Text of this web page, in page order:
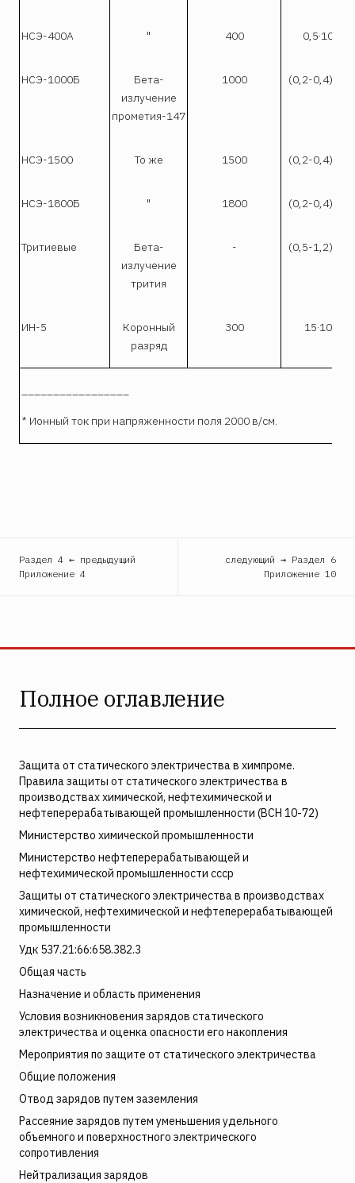
НСЭ-400А " 400 0,5·10
НСЭ-1000Б
Бета-
излучение
прометия-147
1000 (0,2-0,4)·10
НСЭ-1500 То же 1500 (0,2-0,4)·10
НСЭ-1800Б " 1800 (0,2-0,4)·10
Тритиевые
Бета-
излучение
трития
- (0,5-1,2)·10
ИН-5
Коронный
разряд
300 15·10-7
* Ионный ток при напряженности поля 2000 в/см.
Раздел 4 ← предыдущий
Приложение 4
следующий → Раздел 6
Приложение 10
Полное оглавление
Защита от статического электричества в химпроме.
Правила защиты от статического электричества в
производствах химической, нефтехимической и
нефтеперерабатывающей промышленности (ВСН 10-72)
Министерство химической промышленности
Министерство нефтеперерабатывающей и
нефтехимической промышленности ссср
Защиты от статического электричества в производствах
химической, нефтехимической и нефтеперерабатывающей
промышленности
Удк 537.21:66:658.382.3
Общая часть
Назначение и область применения
Условия возникновения зарядов статического
электричества и оценка опасности его накопления
Мероприятия по защите от статического электричества
Общие положения
Отвод зарядов путем заземления
Рассеяние зарядов путем уменьшения удельного
объемного и поверхностного электрического
сопротивления
Нейтрализация зарядов